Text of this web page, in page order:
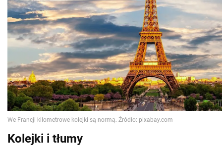
Kolejki i tłumy